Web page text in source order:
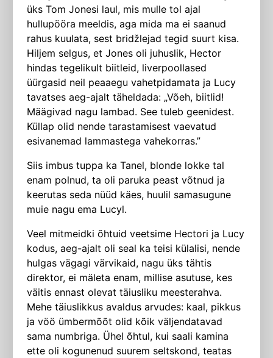
üks Tom Jonesi laul, mis mulle tol ajal
hullupööra meeldis, aga mida ma ei saanud
rahus kuu­lata, sest bridžlejad tegid suurt kisa.
Hiljem selgus, et Jones oli juhuslik, Hector
hindas tegelikult biitleid, liverpoollased
üürgasid neil peaaegu vahetpidamata ja Lucy
tavatses aeg-ajalt täheldada: „Võeh, biitlid!
Määgivad nagu lambad. See tuleb geenidest.
Küllap olid nende tarastamisest vaevatud
esivanemad lammastega vahekorras.”
Siis imbus tuppa ka Tanel, blonde lokke tal
enam polnud, ta oli paruka peast võtnud ja
keerutas seda nüüd käes, huulil samasugune
muie nagu ema Lucyl.
Veel mitmeidki õhtuid veetsime Hectori ja Lucy
kodus, aeg-ajalt oli seal ka teisi külalisi, nende
hulgas vägagi värvikaid, nagu üks tähtis
direktor, ei mä­leta enam, millise asutuse, kes
väitis ennast olevat täiusliku meesterahva.
Mehe täiuslikkus avaldus arvudes: kaal, pikkus
ja vöö ümbermõõt olid kõik väljendatavad
sama numbriga. Ühel õhtul, kui saali kamina
ette oli kogunenud suurem seltskond, teatas